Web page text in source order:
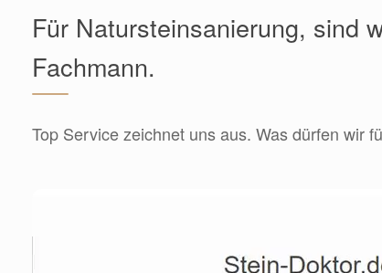
Für Natursteinsanierung, sind
Fachmann.
Top Service zeichnet uns aus. Was dürfen wir